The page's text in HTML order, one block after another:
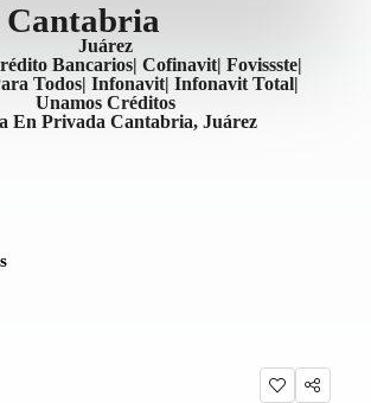
Juárez
Bancarios| Cofinavit| Fovissste|
Todos| Infonavit| Infonavit Total|
Unamos Créditos
En Privada Cantabria, Juárez